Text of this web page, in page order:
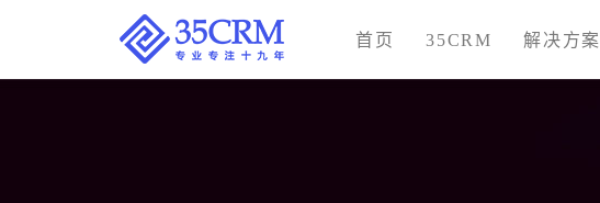
首页 35CRM 解决方案